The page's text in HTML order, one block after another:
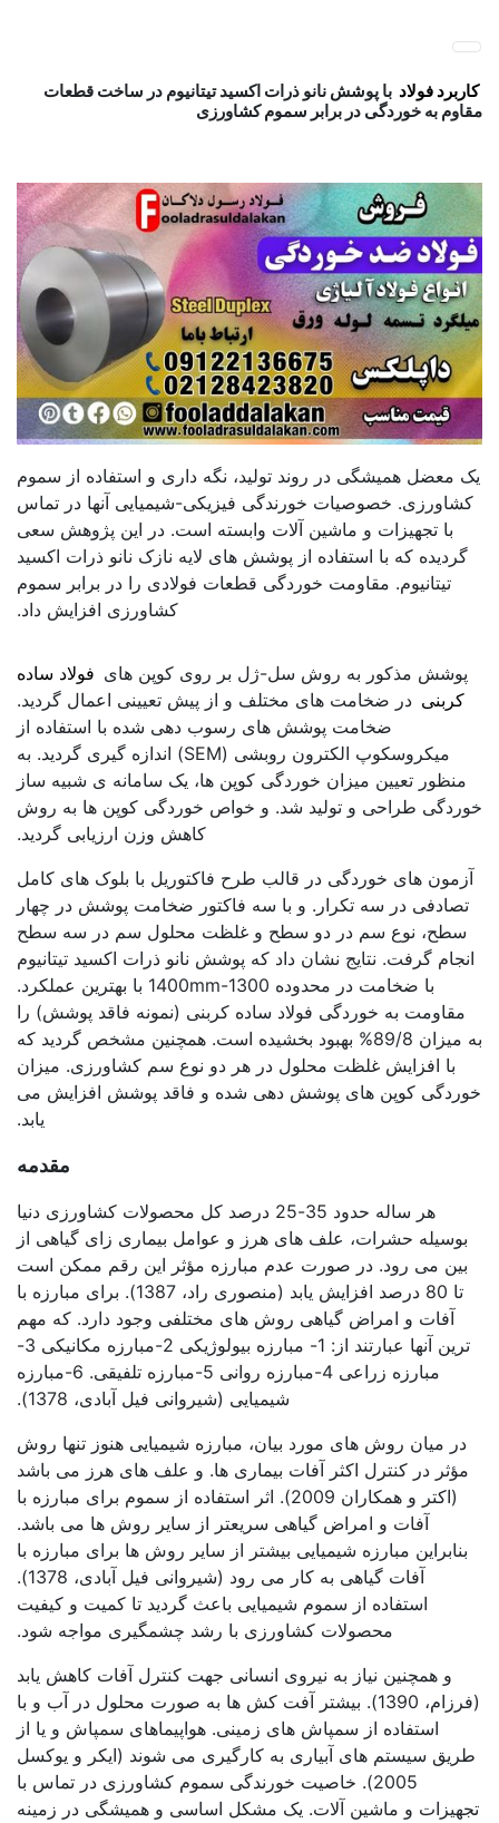
کاربرد فولاد با پوشش نانو ذرات اکسید تیتانیوم در ساخت قطعات
مقاوم به خوردگی در برابر سموم کشاورزی
یک معضل همیشگی در روند تولید، نگه داری و استفاده از سموم
کشاورزی. خصوصیات خورندگی فیزیکی-شیمیایی آنها در تماس
با تجهیزات و ماشین آلات وابسته است. در این پژوهش سعی
گردیده که با استفاده از پوشش های لایه نازک نانو ذرات اکسید
تیتانیوم. مقاومت خوردگی قطعات فولادی را در برابر سموم
کشاورزی افزایش داد.
پوشش مذکور به روش سل-ژل بر روی کوپن های فولاد ساده
کربنی در ضخامت های مختلف و از پیش تعیینی اعمال گردید.
ضخامت پوشش های رسوب دهی شده با استفاده از
میکروسکوپ الکترون روبشی (SEM) اندازه گیری گردید. به
منظور تعیین میزان خوردگی کوپن ها، یک سامانه ی شبیه ساز
خوردگی طراحی و تولید شد. و خواص خوردگی کوپن ها به روش
کاهش وزن ارزیابی گردید.
آزمون های خوردگی در قالب طرح فاکتوریل با بلوک های کامل
تصادفی در سه تکرار. و با سه فاکتور ضخامت پوشش در چهار
سطح، نوع سم در دو سطح و غلظت محلول سم در سه سطح
انجام گرفت. نتایج نشان داد که پوشش نانو ذرات اکسید تیتانیوم
با ضخامت در محدوده 1400mm-1300 با بهترین عملکرد.
مقاومت به خوردگی فولاد ساده کربنی (نمونه فاقد پوشش) را
به میزان 89/8% بهبود بخشیده است. همچنین مشخص گردید که
با افزایش غلظت محلول در هر دو نوع سم کشاورزی. میزان
خوردگی کوپن های پوشش دهی شده و فاقد پوشش افزایش می
یابد.
مقدمه
هر ساله حدود 35-25 درصد کل محصولات کشاورزی دنیا
بوسیله حشرات، علف های هرز و عوامل بیماری زای گیاهی از
بین می رود. در صورت عدم مبارزه مؤثر این رقم ممکن است
تا 80 درصد افزایش یابد (منصوری راد، 1387). برای مبارزه با
آفات و امراض گیاهی روش های مختلفی وجود دارد. که مهم
ترین آنها عبارتند از: 1- مبارزه بیولوژیکی 2-مبارزه مکانیکی 3-
مبارزه زراعی 4-مبارزه روانی 5-مبارزه تلفیقی. 6-مبارزه
شیمیایی (شیروانی فیل آبادی، 1378).
در میان روش های مورد بیان، مبارزه شیمیایی هنوز تنها روش
مؤثر در کنترل اکثر آفات بیماری ها. و علف های هرز می باشد
(اکتر و همکاران 2009). اثر استفاده از سموم برای مبارزه با
آفات و امراض گیاهی سریعتر از سایر روش ها می باشد.
بنابراین مبارزه شیمیایی بیشتر از سایر روش ها برای مبارزه با
آفات گیاهی به کار می رود (شیروانی فیل آبادی، 1378).
استفاده از سموم شیمیایی باعث گردید تا کمیت و کیفیت
محصولات کشاورزی با رشد چشمگیری مواجه شود.
و همچنین نیاز به نیروی انسانی جهت کنترل آفات کاهش یابد
(فرزام، 1390). بیشتر آفت کش ها به صورت محلول در آب و با
استفاده از سمپاش های زمینی. هواپیماهای سمپاش و یا از
طریق سیستم های آبیاری به کارگیری می شوند (ایکر و یوکسل
2005). خاصیت خورندگی سموم کشاورزی در تماس با
تجهیزات و ماشین آلات. یک مشکل اساسی و همیشگی در زمینه